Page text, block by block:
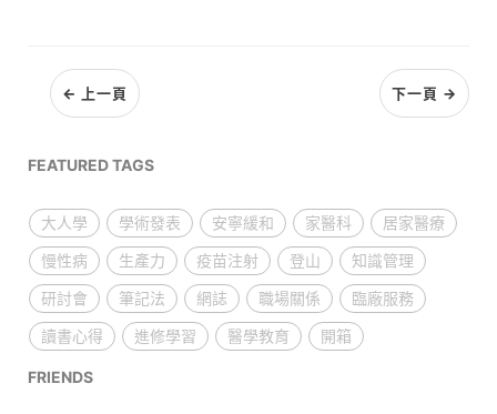
← 上一頁 下一頁 →
FEATURED TAGS
大人學 學術發表 安寧緩和 家醫科
居家醫療
慢性病
生產力 疫苗注射 登山
知識管理
研討會
筆記法 網誌 職場關係
臨廠服務
讀書心得
進修學習 醫學教育 開箱
FRIENDS